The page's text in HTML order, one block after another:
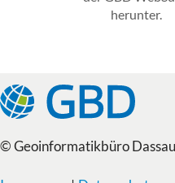
herunter.
© Geoinformatikbüro